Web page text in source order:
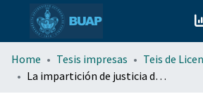
menu.section.about_menu
Home Tesis impresas
Teis de
La impartición de justicia de jueces especializados materia mercantil